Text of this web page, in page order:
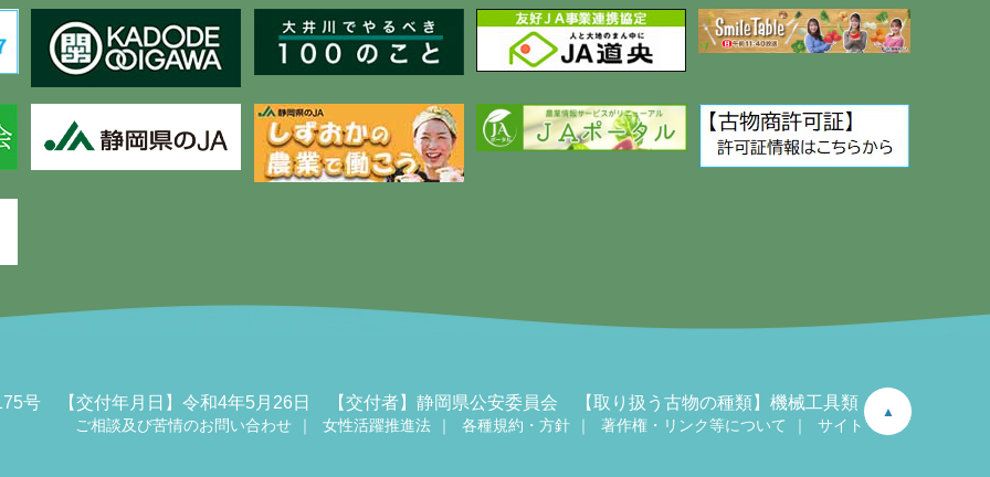
▲
号 【交付年月日】令和4年5月26日 【交付者】静岡県公安委員会 【取り扱う古物の種類】機械工具類
ご相談及び苦情のお問い合わせ 女性活躍推進法 各種規約・方針 著作権・リンク等について サイトマップ